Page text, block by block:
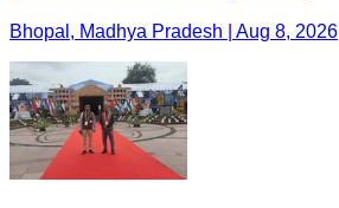
Bhopal, Madhya Pradesh | Aug 8, 2026